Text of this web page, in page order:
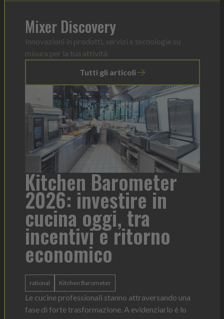
Mixer Discovery
Innovazioni in prodotti, servizi e tecnologie su
misura per la tua attività
Tutti gli articoli
Kitchen Barometer
2026: investire in
cucina oggi, tra
incentivi e ritorno
economico
rational Kitchen Barometer
Le cucine professionali stanno attraversando una
fase di forte trasformazione. A evidenziarlo è lo